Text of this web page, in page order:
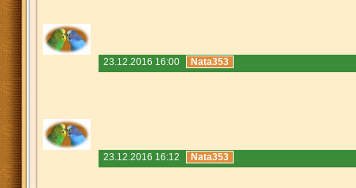
23.12.2016 16:00 Nata353
23.12.2016 16:12 Nata353